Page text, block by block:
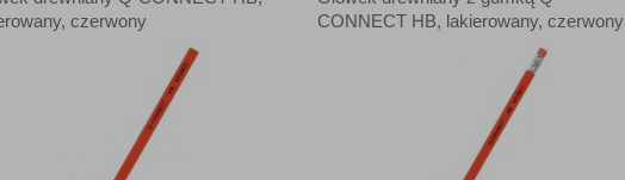
czerwony
CONNECT HB, lakierowany, czerwony
Zaufanych Partnerów (rozwiń)